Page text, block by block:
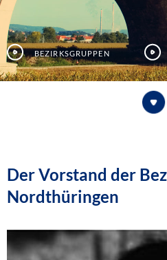
Bezirksgruppen
Der Vorstand der
Nordthüringen